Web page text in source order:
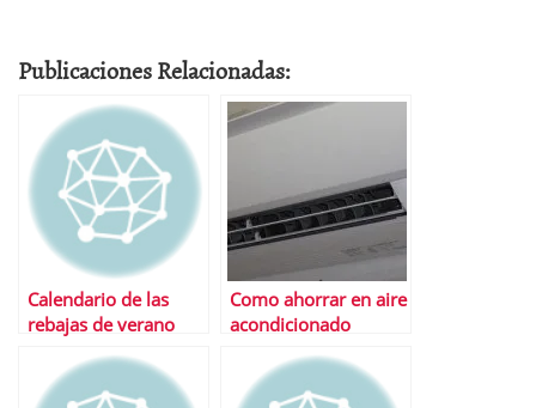
Publicaciones Relacionadas:
Calendario de las
rebajas de verano
Como ahorrar en aire
acondicionado